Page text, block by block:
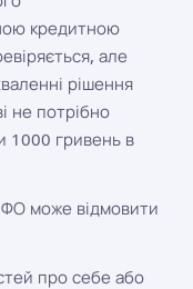
кредитною
але
рішення
не потрібно
1000 гривень в
може відмовити
про себе або